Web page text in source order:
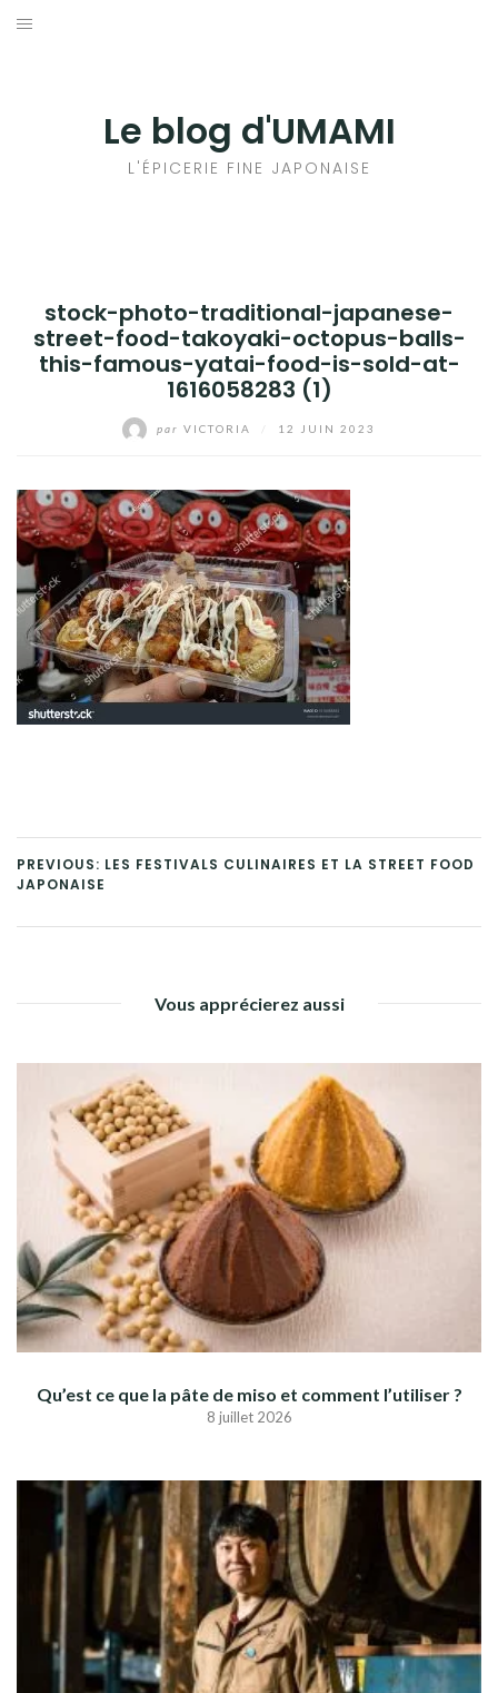
Aller
Le blog d'UMAMI
L'ÉPICERIE FINE JAPONAISE
stock-photo-traditional-japanese-
street-food-takoyaki-octopus-balls-
this-famous-yatai-food-is-sold-at-
1616058283 (1)
par VICTORIA 12 JUIN 2023
PREVIOUS: LES FESTIVALS CULINAIRES ET LA STREET FOOD
JAPONAISE
Vous apprécierez aussi
Qu’est ce que la pâte de miso et comment l’utiliser ?
8 juillet 2026